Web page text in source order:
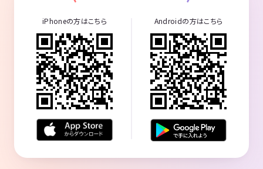
iPhoneの方はこちら Androidの方はこちら